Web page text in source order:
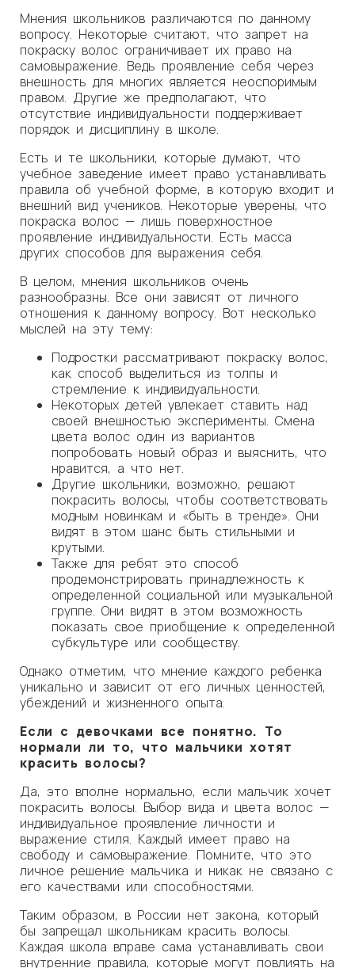
Мнения школьников различаются по данному
вопросу. Некоторые считают, что запрет на
покраску волос ограничивает их право на
самовыражение. Ведь проявление себя через
внешность для многих является неоспоримым
правом. Другие же предполагают, что
отсутствие индивидуальности поддерживает
порядок и дисциплину в школе.
Есть и те школьники, которые думают, что
учебное заведение имеет право устанавливать
правила об учебной форме, в которую входит и
внешний вид учеников. Некоторые уверены, что
покраска волос — лишь поверхностное
проявление индивидуальности. Есть масса
других способов для выражения себя.
В целом, мнения школьников очень
разнообразны. Все они зависят от личного
отношения к данному вопросу. Вот несколько
мыслей на эту тему:
Подростки рассматривают покраску волос,
как способ выделиться из толпы и
стремление к индивидуальности.
Некоторых детей увлекает ставить над
своей внешностью эксперименты. Смена
цвета волос один из вариантов
попробовать новый образ и выяснить, что
нравится, а что нет.
Другие школьники, возможно, решают
покрасить волосы, чтобы соответствовать
модным новинкам и «быть в тренде». Они
видят в этом шанс быть стильными и
крутыми.
Также для ребят это способ
продемонстрировать принадлежность к
определенной социальной или музыкальной
группе. Они видят в этом возможность
показать свое приобщение к определенной
субкультуре или сообществу.
Однако отметим, что мнение каждого ребенка
уникально и зависит от его личных ценностей,
убеждений и жизненного опыта.
Если с девочками все понятно. То
нормали ли то, что мальчики хотят
красить волосы?
Да, это вполне нормально, если мальчик хочет
покрасить волосы. Выбор вида и цвета волос —
индивидуальное проявление личности и
выражение стиля. Каждый имеет право на
свободу и самовыражение. Помните, что это
личное решение мальчика и никак не связано с
его качествами или способностями.
Таким образом, в России нет закона, который
бы запрещал школьникам красить волосы.
Каждая школа вправе сама устанавливать свои
внутренние правила, которые могут повлиять на